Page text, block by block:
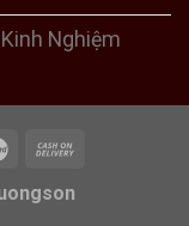
Nghiệm